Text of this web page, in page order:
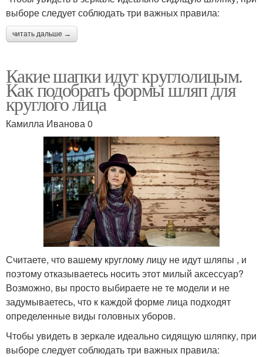
выборе следует соблюдать три важных правила:
читать дальше →
Какие шапки идут круглолицым.
Как подобрать формы шляп для
круглого лица
Камилла Иванова 0
Считаете, что вашему круглому лицу не идут шляпы , и
поэтому отказываетесь носить этот милый аксессуар?
Возможно, вы просто выбираете не те модели и не
задумываетесь, что к каждой форме лица подходят
определенные виды головных уборов.
Чтобы увидеть в зеркале идеально сидящую шляпку, при
выборе следует соблюдать три важных правила: